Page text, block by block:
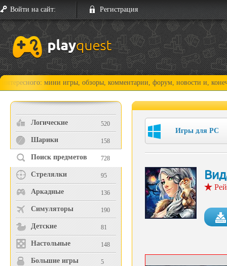
Войти на сайт: Регистрация
мини игры, обзоры, комментарии, форум, новости и, конечно,
Логические 520
Шарики 158
Поиск предметов 728
Стрелялки 95
Аркадные 136
Симуляторы 190
Детские 81
Настольные 148
Большие игры 5
Игры для PC